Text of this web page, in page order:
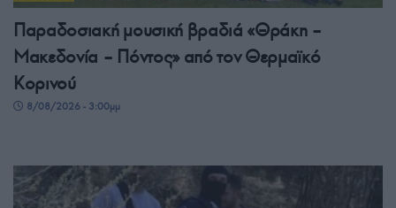
Παραδοσιακή μουσική βραδιά «Θράκη –
Μακεδονία – Πόντος» από τον Θερμαϊκό
Κορινού
8/08/2026 - 3:00μμ